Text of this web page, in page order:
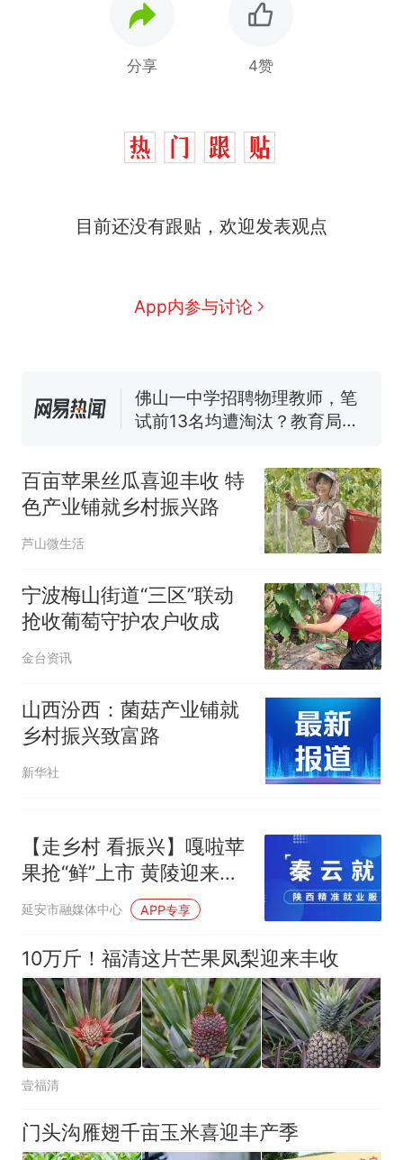
分享 4赞
目前还没有跟贴，欢迎发表观点
App内参与讨论
因老师一句“跟我回家”改写了
眼了……
费大厨“全国小炒肉大王”称
已叫停招聘，成立调查组全面
核查
笔试第一被第二名传话劝弃考
官方通报
电力部门回应
热 那个在床头放菜刀的女孩，
因老师一句“跟我回家”改写了
百亩苹果丝瓜喜迎丰收 特
色产业铺就乡村振兴路
芦山微生活
宁波梅山街道“三区”联动
抢收葡萄守护农户收成
金台资讯
山西汾西：菌菇产业铺就
乡村振兴致富路
新华社
【走乡村 看振兴】嘎啦苹
果抢“鲜”上市 黄陵迎来甜
蜜丰收季
延安市融媒体中心 APP专享
10万斤！福清这片芒果凤梨迎来丰收
壹福清
门头沟雁翅千亩玉米喜迎丰产季